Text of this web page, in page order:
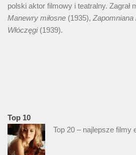
polski aktor filmowy i teatralny. Zagrał
Manewry miłosne (1935), Zapomniana
Włóczęgi(1939).
Top 10
Top 20 – najlepsze filmy